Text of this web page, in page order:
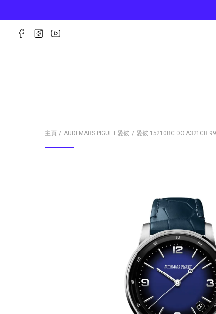
主頁 AUDEMARS PIGUET 愛彼 愛彼 15210BC.OO.A321CR.99